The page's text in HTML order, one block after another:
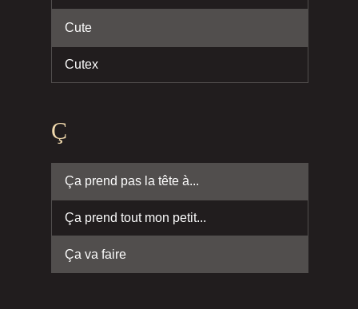
Cute
Cutex
Ç
Ça prend pas la tête à...
Ça prend tout mon petit...
Ça va faire